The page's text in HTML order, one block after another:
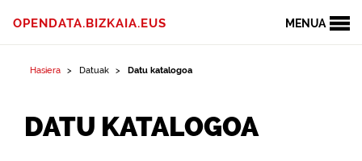
MENUA
OPENDATA.BIZKAIA.EUS
Hasiera Datuak Datu katalogoa
DATU KATALOGOA